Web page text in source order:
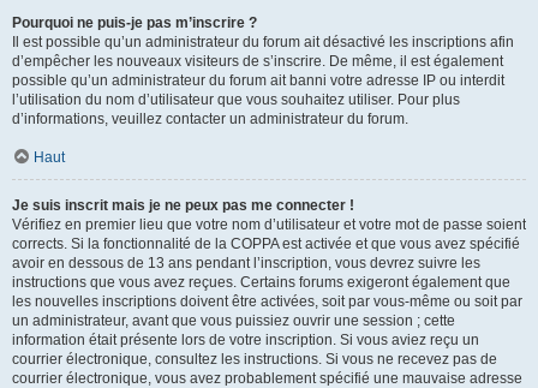
Pourquoi ne puis-je pas m’inscrire ?
Il est possible qu’un administrateur du forum ait désactivé les inscriptions afin
d’empêcher les nouveaux visiteurs de s’inscrire. De même, il est également
possible qu’un administrateur du forum ait banni votre adresse IP ou interdit
l’utilisation du nom d’utilisateur que vous souhaitez utiliser. Pour plus
d’informations, veuillez contacter un administrateur du forum.
Haut
Je suis inscrit mais je ne peux pas me connecter !
Vérifiez en premier lieu que votre nom d’utilisateur et votre mot de passe soient
corrects. Si la fonctionnalité de la COPPA est activée et que vous avez spécifié
avoir en dessous de 13 ans pendant l’inscription, vous devrez suivre les
instructions que vous avez reçues. Certains forums exigeront également que
les nouvelles inscriptions doivent être activées, soit par vous-même ou soit par
un administrateur, avant que vous puissiez ouvrir une session ; cette
information était présente lors de votre inscription. Si vous aviez reçu un
courrier électronique, consultez les instructions. Si vous ne recevez pas de
courrier électronique, vous avez probablement spécifié une mauvaise adresse